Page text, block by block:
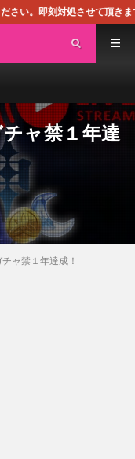
て頂きます。なお、同サ
ャ禁１年達
ャ禁１年達成！